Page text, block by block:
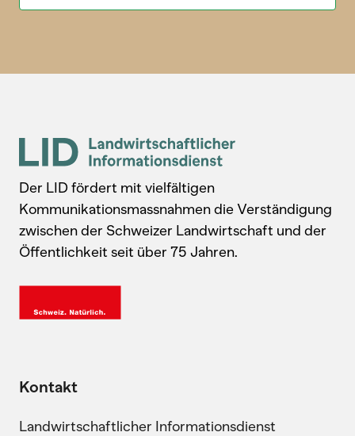
Der LID fördert mit vielfältigen
Kommunikationsmassnahmen die Verständigung
zwischen der Schweizer Landwirtschaft und der
Öffentlichkeit seit über 75 Jahren.
Kontakt
Landwirtschaftlicher Informationsdienst